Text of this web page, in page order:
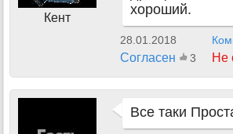
Кент
хороший.
28.01.2018
Согласен 3 Не
Все таки